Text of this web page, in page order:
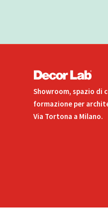
Showroom, spazio di
formazione per
Via Tortona a Milano.